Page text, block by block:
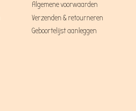
Algemene voorwaarden
Verzenden & retourneren
Geboortelijst aanleggen